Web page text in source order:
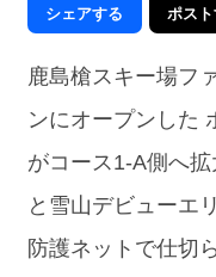
シェアする ポス
鹿島槍スキー場フ
ンにオープンした
がコース1-A側へ
と雪山デビューエ
防護ネットで仕切